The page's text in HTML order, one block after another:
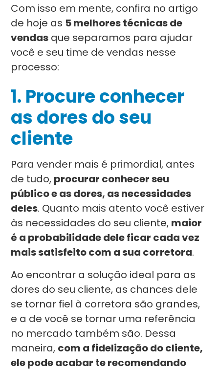
Com isso em mente, confira no artigo
de hoje as 5 melhores técnicas de
vendas que separamos para ajudar
você e seu time de vendas nesse
processo:
1. Procure conhecer
as dores do seu
cliente
Para vender mais é primordial, antes
de tudo, procurar conhecer seu
público e as dores, as necessidades
deles. Quanto mais atento você estiver
às necessidades do seu cliente, maior
é a probabilidade dele ficar cada vez
mais satisfeito com a sua corretora.
Ao encontrar a solução ideal para as
dores do seu cliente, as chances dele
se tornar fiel à corretora são grandes,
e a de você se tornar uma referência
no mercado também são. Dessa
maneira, com a fidelização do cliente,
ele pode acabar te recomendando